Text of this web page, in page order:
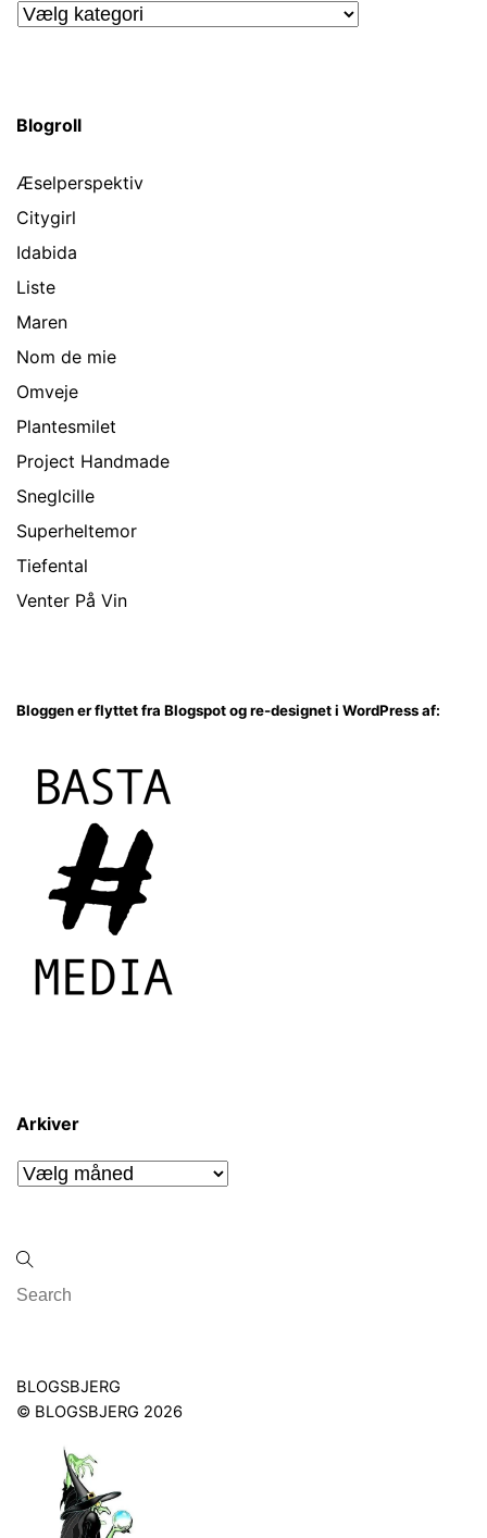
Kategorier
Blogroll
Æselperspektiv
Citygirl
Idabida
Liste
Maren
Nom de mie
Omveje
Plantesmilet
Project Handmade
Sneglcille
Superheltemor
Tiefental
Venter På Vin
Bloggen er flyttet fra Blogspot og re-designet i WordPress af:
Arkiver
Arkiver
Back
To
BLOGSBJERG
© BLOGSBJERG 2026